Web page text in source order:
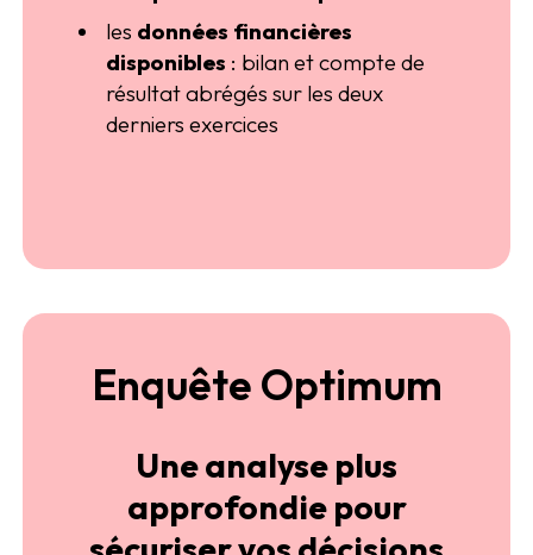
les données financières
disponibles : bilan et compte de
résultat abrégés sur les deux
derniers exercices
Enquête Optimum
Une analyse plus
approfondie pour